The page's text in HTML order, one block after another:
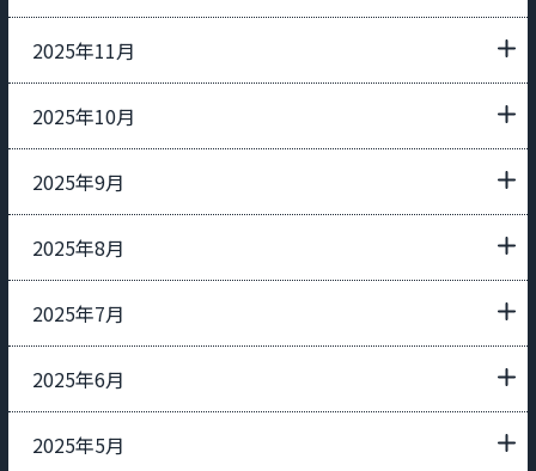
2025年11月
2025年10月
2025年9月
2025年8月
2025年7月
2025年6月
2025年5月